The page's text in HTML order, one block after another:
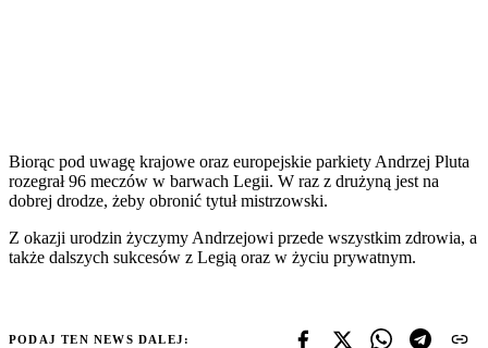
Biorąc pod uwagę krajowe oraz europejskie parkiety Andrzej Pluta
rozegrał 96 meczów w barwach Legii. W raz z drużyną jest na
dobrej drodze, żeby obronić tytuł mistrzowski.
Z okazji urodzin życzymy Andrzejowi przede wszystkim zdrowia, a
także dalszych sukcesów z Legią oraz w życiu prywatnym.
PODAJ TEN NEWS DALEJ: